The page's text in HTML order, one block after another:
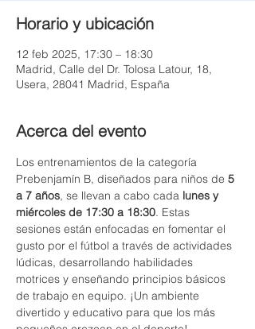
Horario y ubicación
12 feb 2025, 17:30 – 18:30
Madrid, Calle del Dr. Tolosa Latour, 18,
Usera, 28041 Madrid, España
Acerca del evento
Los entrenamientos de la categoría
Prebenjamín B, diseñados para niños de 5
a 7 años, se llevan a cabo cada lunes y
miércoles de 17:30 a 18:30. Estas
sesiones están enfocadas en fomentar el
gusto por el fútbol a través de actividades
lúdicas, desarrollando habilidades
motrices y enseñando principios básicos
de trabajo en equipo. ¡Un ambiente
divertido y educativo para que los más